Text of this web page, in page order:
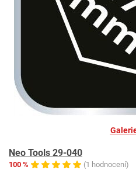
Neo Tools 29-040
100 %
(1 hodnocení)